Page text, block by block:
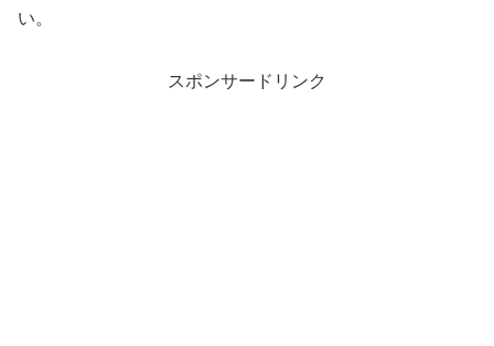
い。
スポンサードリンク